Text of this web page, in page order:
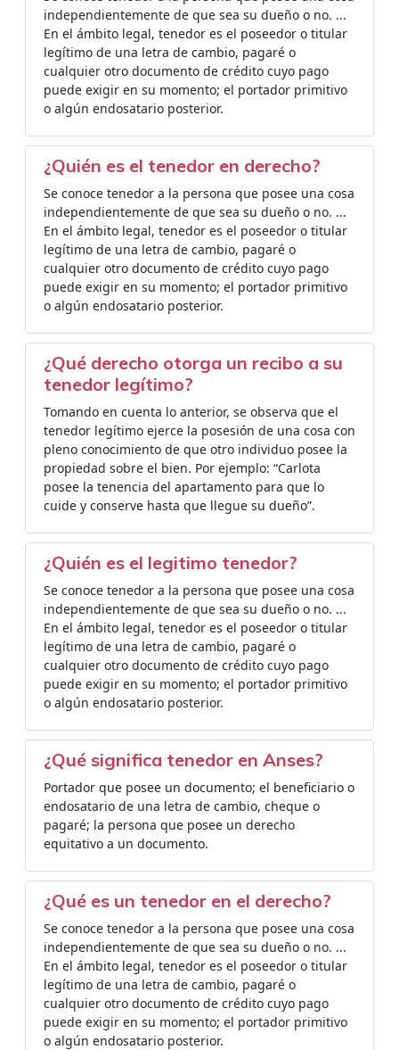
independientemente de que sea su dueño o no. ...
En el ámbito legal, tenedor es el poseedor o titular
legítimo de una letra de cambio, pagaré o
cualquier otro documento de crédito cuyo pago
puede exigir en su momento; el portador primitivo
o algún endosatario posterior.
¿Quién es el tenedor en derecho?
Se conoce tenedor a la persona que posee una cosa
independientemente de que sea su dueño o no. ...
En el ámbito legal, tenedor es el poseedor o titular
legítimo de una letra de cambio, pagaré o
cualquier otro documento de crédito cuyo pago
puede exigir en su momento; el portador primitivo
o algún endosatario posterior.
¿Qué derecho otorga un recibo a su
tenedor legítimo?
Tomando en cuenta lo anterior, se observa que el
tenedor legítimo ejerce la posesión de una cosa con
pleno conocimiento de que otro individuo posee la
propiedad sobre el bien. Por ejemplo: “Carlota
posee la tenencia del apartamento para que lo
cuide y conserve hasta que llegue su dueño”.
¿Quién es el legitimo tenedor?
Se conoce tenedor a la persona que posee una cosa
independientemente de que sea su dueño o no. ...
En el ámbito legal, tenedor es el poseedor o titular
legítimo de una letra de cambio, pagaré o
cualquier otro documento de crédito cuyo pago
puede exigir en su momento; el portador primitivo
o algún endosatario posterior.
¿Qué significa tenedor en Anses?
Portador que posee un documento; el beneficiario o
endosatario de una letra de cambio, cheque o
pagaré; la persona que posee un derecho
equitativo a un documento.
¿Qué es un tenedor en el derecho?
Se conoce tenedor a la persona que posee una cosa
independientemente de que sea su dueño o no. ...
En el ámbito legal, tenedor es el poseedor o titular
legítimo de una letra de cambio, pagaré o
cualquier otro documento de crédito cuyo pago
puede exigir en su momento; el portador primitivo
o algún endosatario posterior.